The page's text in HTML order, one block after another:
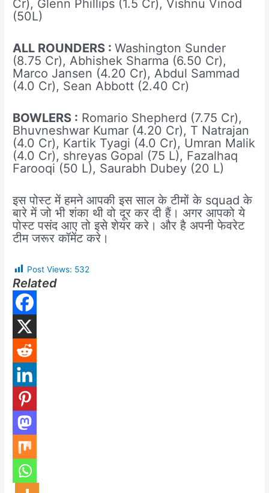
Cr), Glenn Phillips (1.5 Cr), Vishnu Vinod
(50L)
ALL ROUNDERS :Washington Sunder
(8.75 Cr), Abhishek Sharma (6.50 Cr),
Marco Jansen (4.20 Cr), Abdul Sammad
(4.0 Cr), Sean Abbott (2.40 Cr)
BOWLERS : Romario Shepherd (7.75 Cr),
Bhuvneshwar Kumar (4.20 Cr), T Natrajan
(4.0 Cr), Kartik Tyagi (4.0 Cr), Umran Malik
(4.0 Cr), shreyas Gopal (75 L), Fazalhaq
Farooqi (50 L), Saurabh Dubey (20 L)
इस पोस्ट में हमने आपकी इस साल के टीमों के squad के
बारे में जो भी शंका थी वो दूर कर दी हैं। अगर आपको ये
पोस्ट पसंद आए तो इसे शेयर करे। और है अपनी फेवरेट
टीम जरूर कॉमेंट करे।
Post Views: 532
Related